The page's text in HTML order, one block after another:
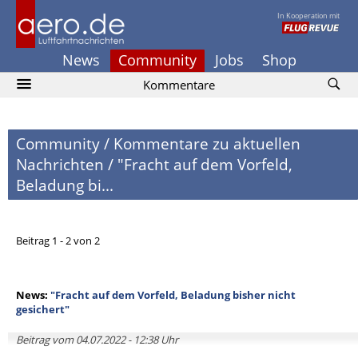
In Kooperation mit
News Community Jobs Shop
Kommentare
Community/ Kommentare zu aktuellen
Nachrichten / "Fracht auf dem Vorfeld,
Beladung bi...
Beitrag 1 - 2 von 2
News: "Fracht auf dem Vorfeld, Beladung bisher nicht
gesichert"
Beitrag vom 04.07.2022 - 12:38 Uhr